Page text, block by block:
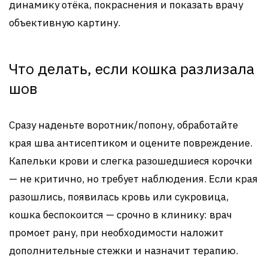
динамику отёка, покраснения и показать врачу
объективную картину.
Что делать, если кошка разлизала
шов
Сразу наденьте воротник/попону, обработайте
края шва антисептиком и оцените повреждение.
Капельки крови и слегка разошедшиеся корочки
— не критично, но требует наблюдения. Если края
разошлись, появилась кровь или сукровица,
кошка беспокоится — срочно в клинику: врач
промоет рану, при необходимости наложит
дополнительные стежки и назначит терапию.